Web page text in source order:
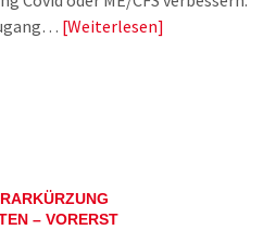
Weiterlesen
– VORERST